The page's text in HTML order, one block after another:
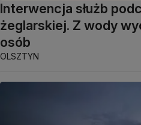
Interwencja służb
żeglarskiej. Z wody
osób
OLSZTYN